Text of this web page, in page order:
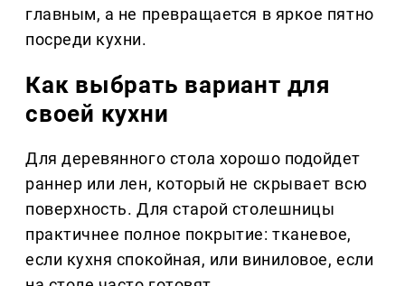
главным, а не превращается в яркое пятно
посреди кухни.
Как выбрать вариант для
своей кухни
Для деревянного стола хорошо подойдет
раннер или лен, который не скрывает всю
поверхность. Для старой столешницы
практичнее полное покрытие: тканевое,
если кухня спокойная, или виниловое, если